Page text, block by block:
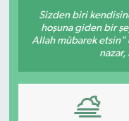
Sizden biri
hoşuna giden bir
Allah mübarek etsin"
nazar,